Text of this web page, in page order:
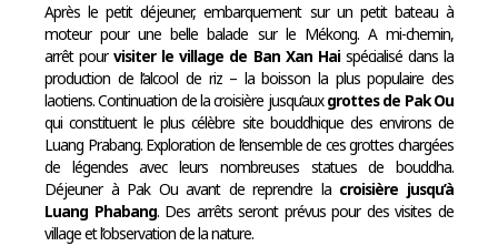
Après le petit déjeuner, embarquement sur un petit bateau à
moteur pour une belle balade sur le Mékong. A mi-chemin,
arrêt pourvisiter le village de Ban Xan Haispécialisé dans la
production de l’alcool de riz – la boisson la plus populaire des
laotiens. Continuation de la croisière jusqu’auxgrottes de Pak Ou
qui constituent le plus célèbre site bouddhique des environs de
Luang Prabang. Exploration de l’ensemble de ces grottes chargées
de légendes avec leurs nombreuses statues de bouddha.
Déjeuner à Pak Ou avant de reprendre la croisière jusqu’à
Luang Phabang. Des arrêts seront prévus pour des visites de
village et l’observation de la nature.